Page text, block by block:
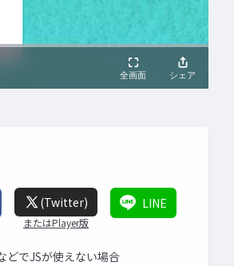
(Twitter)
またはPlayer版
LINE
どでJSが使えない場合